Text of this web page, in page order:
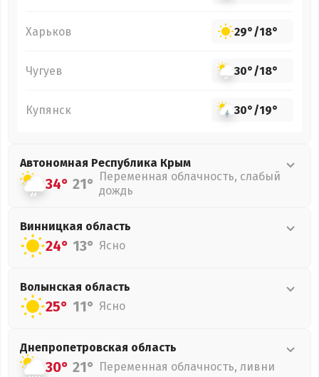
Харьков 29°/18°
Чугуев 30°/18°
Купянск 30°/19°
Автономная Республика Крым
34° 21° Переменная облачность, слабый
дождь
Винницкая область
24° 13° Ясно
Волынская область
25° 11° Ясно
Днепропетровская область
30° 21° Переменная облачность, ливни